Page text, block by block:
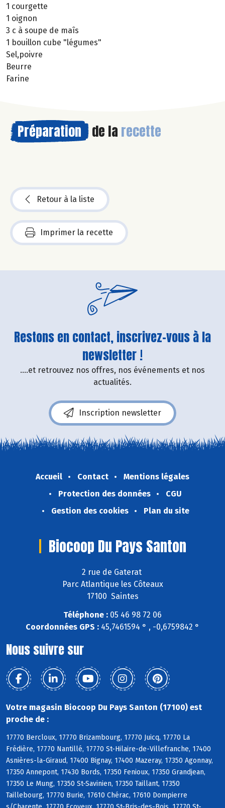
1 courgette
1 oignon
3 c à soupe de maîs
1 bouillon cube "légumes"
Sel,poivre
Beurre
Farine
Préparation de la recette
Retour à la liste
Imprimer la recette
Restons en contact, inscrivez-vous à la
newsletter !
....et retrouvez nos offres, nos événements et nos
actualités.
Inscription newsletter
Accueil Contact
Mentions légales
Protection des données
CGU
Gestion des cookies
Plan du site
Biocoop Du Pays Santon
2 rue de Gaterat
Parc Atlantique les Côteaux
17100 Saintes
Téléphone : 05 46 98 72 06
Coordonnées GPS : 45,7461594 ° , -0,6759842 °
Nous suivre sur
Votre magasin Biocoop Du Pays Santon (17100) est
proche de :
17770 Bercloux, 17770 Brizambourg, 17770 Juicq, 17770 La
Frédière, 17770 Nantillé, 17770 St-Hilaire-de-Villefranche, 17400
Asnières-la-Giraud, 17400 Bignay, 17400 Mazeray, 17350 Agonnay,
17350 Annepont, 17430 Bords, 17350 Fenioux, 17350 Grandjean,
17350 Le Mung, 17350 St-Savinien, 17350 Taillant, 17350
Taillebourg, 17770 Burie, 17610 Chérac, 17610 Dompierre